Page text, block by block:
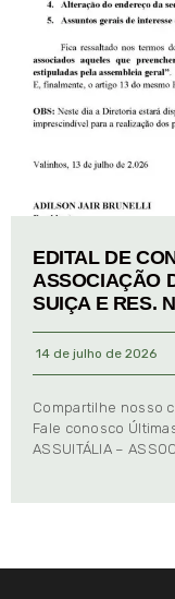
EDITAL DE
ASSOCIAÇÃO
SUIÇA E RES.
14 de julho de 2026
Compartilhe nosso
Fale conosco
ASSUITÁLIA –